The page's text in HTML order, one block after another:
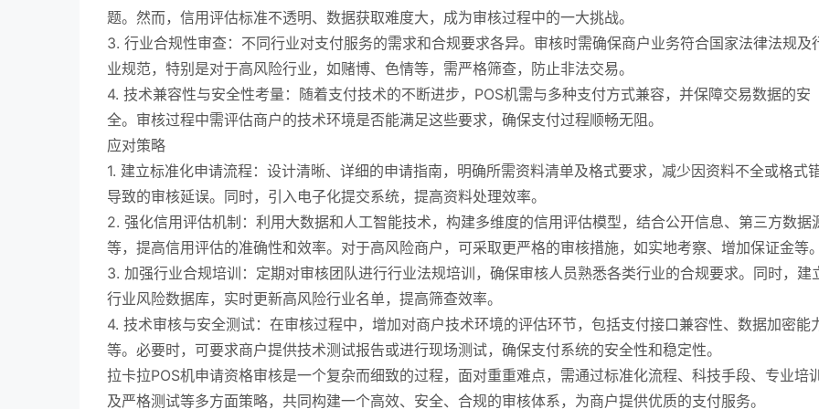
题。然而，信用评估标准不透明、数据获取难度大，成为审核过程中的一大挑战。
3. 行业合规性审查：不同行业对支付服务的需求和合规要求各异。审核时需确保商户业务符合国家法律法规及
业规范，特别是对于高风险行业，如赌博、色情等，需严格筛查，防止非法交易。
4. 技术兼容性与安全性考量：随着支付技术的不断进步，POS机需与多种支付方式兼容，并保障交易数据的安
全。审核过程中需评估商户的技术环境是否能满足这些要求，确保支付过程顺畅无阻。
应对策略
1. 建立标准化申请流程：设计清晰、详细的申请指南，明确所需资料清单及格式要求，减少因资料不全或格式
导致的审核延误。同时，引入电子化提交系统，提高资料处理效率。
2. 强化信用评估机制：利用大数据和人工智能技术，构建多维度的信用评估模型，结合公开信息、第三方数据
等，提高信用评估的准确性和效率。对于高风险商户，可采取更严格的审核措施，如实地考察、增加保证金等。
3. 加强行业合规培训：定期对审核团队进行行业法规培训，确保审核人员熟悉各类行业的合规要求。同时，建
行业风险数据库，实时更新高风险行业名单，提高筛查效率。
4. 技术审核与安全测试：在审核过程中，增加对商户技术环境的评估环节，包括支付接口兼容性、数据加密能
等。必要时，可要求商户提供技术测试报告或进行现场测试，确保支付系统的安全性和稳定性。
拉卡拉POS机申请资格审核是一个复杂而细致的过程，面对重重难点，需通过标准化流程、科技手段、专业培训
及严格测试等多方面策略，共同构建一个高效、安全、合规的审核体系，为商户提供优质的支付服务。